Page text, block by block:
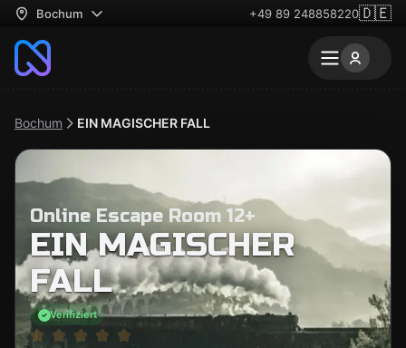
Bochum +49 89 248858220🇩🇪
Bochum EIN MAGISCHER FALL
Online Escape Room 12+
EIN MAGISCHER
FALL
Verifiziert